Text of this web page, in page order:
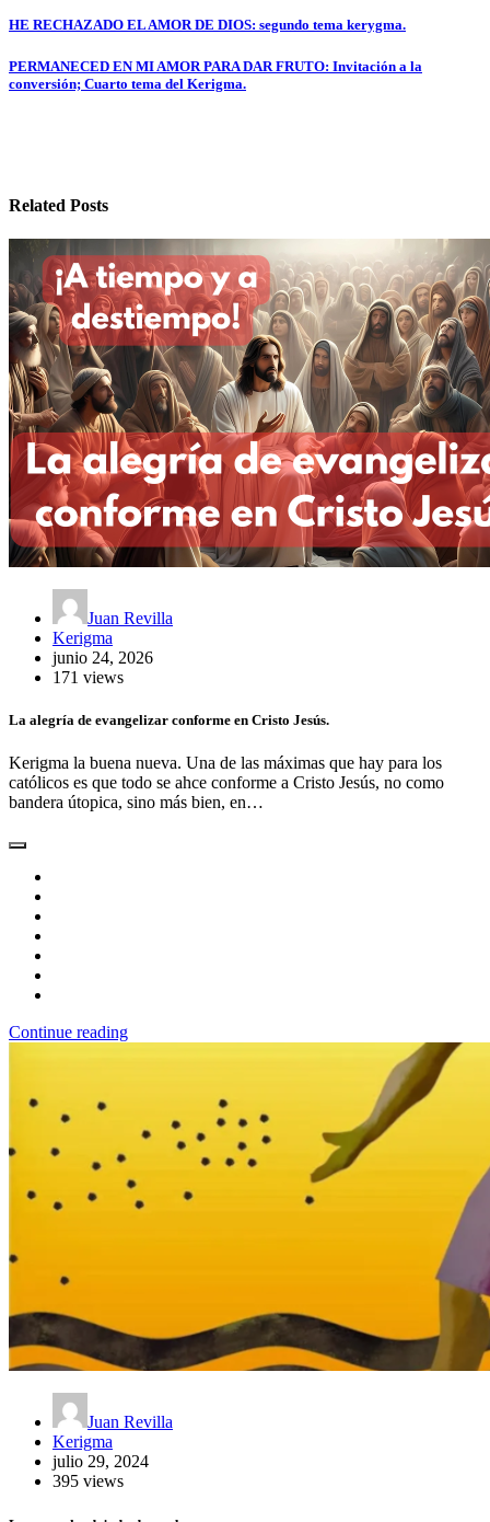
Navegación
de
entradas
HE RECHAZADO EL AMOR DE DIOS: segundo tema kerygma.
PERMANECED EN MI AMOR PARA DAR FRUTO: Invitación a la
conversión; Cuarto tema del Kerigma.
Related Posts
Juan Revilla
Kerigma
junio 24, 2026
171 views
La alegría de evangelizar conforme en Cristo Jesús.
Kerigma la buena nueva. Una de las máximas que hay para los
católicos es que todo se ahce conforme a Cristo Jesús, no como
bandera útopica, sino más bien, en…
Continue reading
Juan Revilla
Kerigma
julio 29, 2024
395 views